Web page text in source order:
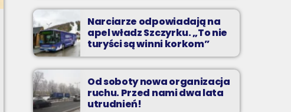
Narciarze odpowiadają na
apel władz Szczyrku. „To nie
turyści są winni korkom”
Od soboty nowa organizacja
ruchu. Przed nami dwa lata
utrudnień!